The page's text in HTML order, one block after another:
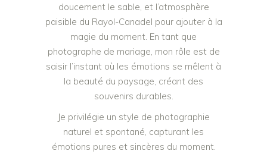
doucement le sable, et l’atmosphère
paisible du Rayol-Canadel pour ajouter à la
magie du moment. En tant que
photographe de mariage, mon rôle est de
saisir l’instant où les émotions se mêlent à
la beauté du paysage, créant des
souvenirs durables.
Je privilégie un style de photographie
naturel et spontané, capturant les
émotions pures et sincères du moment.